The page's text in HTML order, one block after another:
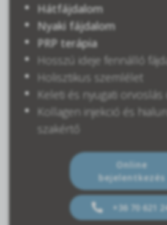
Hátfájdalom
Nyaki fájdalom
PRP terápia
Hosszú ideje fennálló
Holisztikus szemlélet
Keleti és nyugati orvoslás
Kollagen injekció és
szakértő
Online
bejelentkezés
+36 70 621